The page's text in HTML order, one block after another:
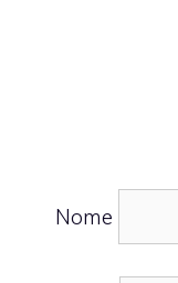
Nome